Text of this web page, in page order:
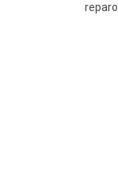
reparo.